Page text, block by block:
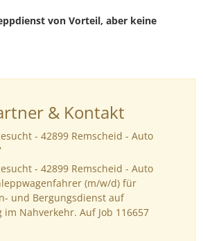
von Vorteil, aber keine
& Kontakt
- 42899 Remscheid - Auto
- 42899 Remscheid - Auto
(m/w/d) für
und Bergungsdienst auf
Nahverkehr. Auf Job 116657